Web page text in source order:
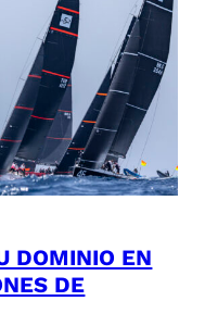
DOMINIO EN
DE